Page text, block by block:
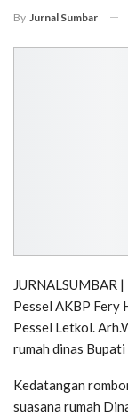
By Jurnal Sumbar
JURNALSUMBAR
Pessel AKBP Fery
Pessel Letkol.
rumah dinas
Kedatangan
suasana rumah